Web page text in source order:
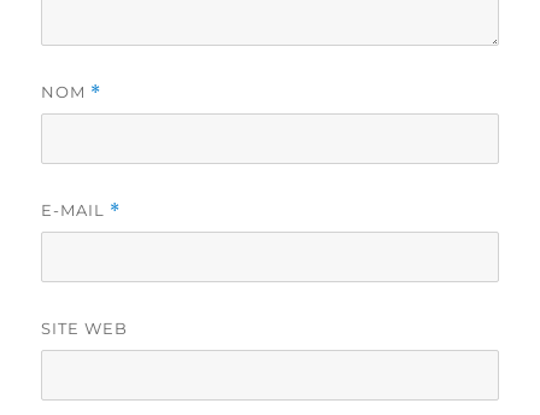
NOM *
E-MAIL *
SITE WEB